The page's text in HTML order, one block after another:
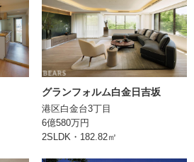
可（飼育細則有）
あり
RC(鉄筋コンクリート)造
グランフォルム白金日吉坂
港区白金台3丁目
6億580万円
2SLDK・182.82㎡